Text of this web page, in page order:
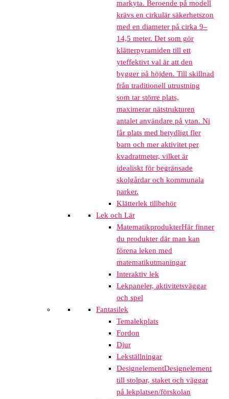
markyta. Beroende på modell
krävs en cirkulär säkerhetszon
med en diameter på cirka 9–
14,5 meter. Det som gör
klätterpyramiden till ett
yteffektivt val är att den
bygger på höjden. Till skillnad
från traditionell utrustning
som tar större plats,
maximerar nätstrukturen
antalet användare på ytan. Ni
får plats med betydligt fler
barn och mer aktivitet per
kvadratmeter, vilket är
idealiskt för begränsade
skolgårdar och kommunala
parker.
Klätterlek tillbehör
Lek och Lär
MatematikprodukterHär finner
du produkter där man kan
förena leken med
matematikutmaningar
Interaktiv lek
Lekpaneler, aktivitetsväggar
och spel
Fantasilek
Temalekplats
Fordon
Djur
Lekställningar
DesignelementDesignelement
till stolpar, staket och väggar
på lekplatsen/förskolan